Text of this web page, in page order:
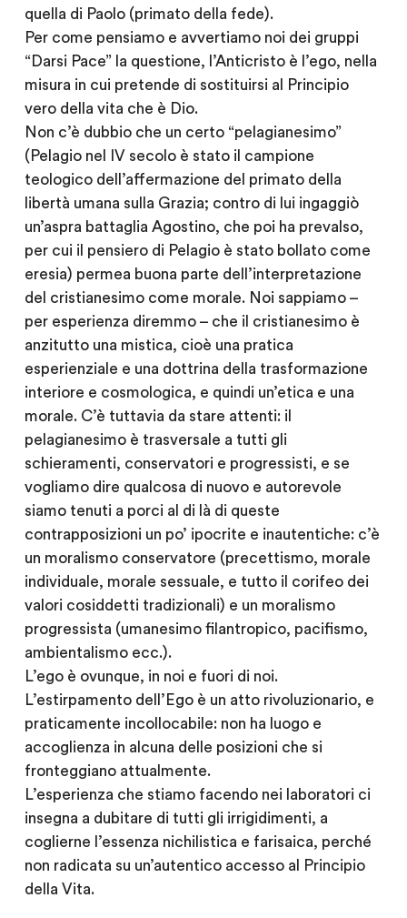
quella di Paolo (primato della fede).
Per come pensiamo e avvertiamo noi dei gruppi
“Darsi Pace” la questione, l’Anticristo è l’ego, nella
misura in cui pretende di sostituirsi al Principio
vero della vita che è Dio.
Non c’è dubbio che un certo “pelagianesimo”
(Pelagio nel IV secolo è stato il campione
teologico dell’affermazione del primato della
libertà umana sulla Grazia; contro di lui ingaggiò
un’aspra battaglia Agostino, che poi ha prevalso,
per cui il pensiero di Pelagio è stato bollato come
eresia) permea buona parte dell’interpretazione
del cristianesimo come morale. Noi sappiamo –
per esperienza diremmo – che il cristianesimo è
anzitutto una mistica, cioè una pratica
esperienziale e una dottrina della trasformazione
interiore e cosmologica, e quindi un’etica e una
morale. C’è tuttavia da stare attenti: il
pelagianesimo è trasversale a tutti gli
schieramenti, conservatori e progressisti, e se
vogliamo dire qualcosa di nuovo e autorevole
siamo tenuti a porci al di là di queste
contrapposizioni un po’ ipocrite e inautentiche: c’è
un moralismo conservatore (precettismo, morale
individuale, morale sessuale, e tutto il corifeo dei
valori cosiddetti tradizionali) e un moralismo
progressista (umanesimo filantropico, pacifismo,
ambientalismo ecc.).
L’ego è ovunque, in noi e fuori di noi.
L’estirpamento dell’Ego è un atto rivoluzionario, e
praticamente incollocabile: non ha luogo e
accoglienza in alcuna delle posizioni che si
fronteggiano attualmente.
L’esperienza che stiamo facendo nei laboratori ci
insegna a dubitare di tutti gli irrigidimenti, a
coglierne l’essenza nichilistica e farisaica, perché
non radicata su un’autentico accesso al Principio
della Vita.